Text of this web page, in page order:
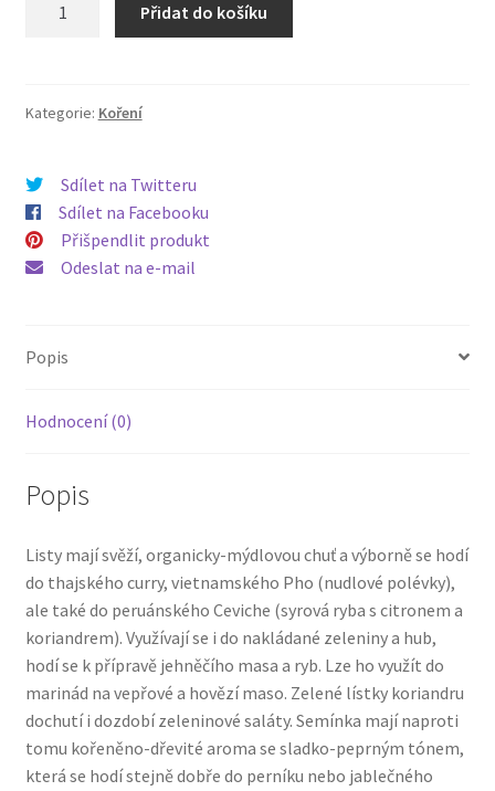
množství
Přidat do košíku
Kategorie: Koření
Sdílet na Twitteru
Sdílet na Facebooku
Přišpendlit produkt
Odeslat na e-mail
Popis
Hodnocení (0)
Popis
Listy mají svěží, organicky-mýdlovou chuť a výborně se hodí
do thajského curry, vietnamského Pho (nudlové polévky),
ale také do peruánského Ceviche (syrová ryba s citronem a
koriandrem). Využívají se i do nakládané zeleniny a hub,
hodí se k přípravě jehněčího masa a ryb. Lze ho využít do
marinád na vepřové a hovězí maso. Zelené lístky koriandru
dochutí i dozdobí zeleninové saláty. Semínka mají naproti
tomu kořeněno-dřevité aroma se sladko-peprným tónem,
která se hodí stejně dobře do perníku nebo jablečného